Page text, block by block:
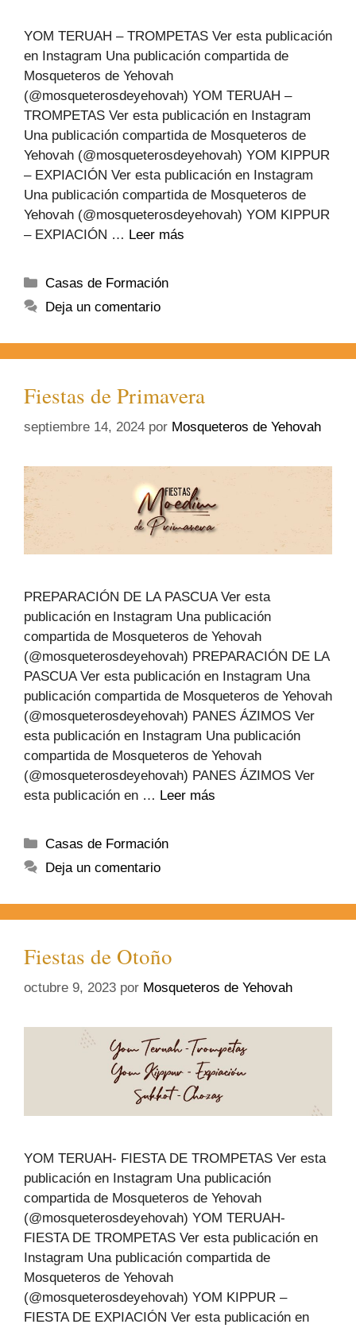
YOM TERUAH – TROMPETAS Ver esta publicación
en Instagram Una publicación compartida de
Mosqueteros de Yehovah
(@mosqueterosdeyehovah) YOM TERUAH –
TROMPETAS Ver esta publicación en Instagram
Una publicación compartida de Mosqueteros de
Yehovah (@mosqueterosdeyehovah) YOM KIPPUR
– EXPIACIÓN Ver esta publicación en Instagram
Una publicación compartida de Mosqueteros de
Yehovah (@mosqueterosdeyehovah) YOM KIPPUR
– EXPIACIÓN … Leer más
Casas de Formación
Deja un comentario
Fiestas de Primavera
septiembre 14, 2024 por Mosqueteros de Yehovah
PREPARACIÓN DE LA PASCUA Ver esta
publicación en Instagram Una publicación
compartida de Mosqueteros de Yehovah
(@mosqueterosdeyehovah) PREPARACIÓN DE LA
PASCUA Ver esta publicación en Instagram Una
publicación compartida de Mosqueteros de Yehovah
(@mosqueterosdeyehovah) PANES ÁZIMOS Ver
esta publicación en Instagram Una publicación
compartida de Mosqueteros de Yehovah
(@mosqueterosdeyehovah) PANES ÁZIMOS Ver
esta publicación en … Leer más
Casas de Formación
Deja un comentario
Fiestas de Otoño
octubre 9, 2023 por Mosqueteros de Yehovah
YOM TERUAH- FIESTA DE TROMPETAS Ver esta
publicación en Instagram Una publicación
compartida de Mosqueteros de Yehovah
(@mosqueterosdeyehovah) YOM TERUAH-
FIESTA DE TROMPETAS Ver esta publicación en
Instagram Una publicación compartida de
Mosqueteros de Yehovah
(@mosqueterosdeyehovah) YOM KIPPUR –
FIESTA DE EXPIACIÓN Ver esta publicación en